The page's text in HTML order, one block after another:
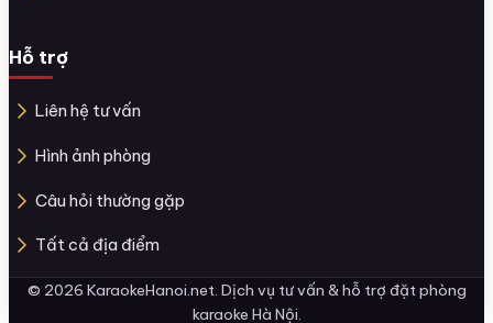
Hỗ trợ
Liên hệ tư vấn
Hình ảnh phòng
Câu hỏi thường gặp
Tất cả địa điểm
© 2026 KaraokeHanoi.net. Dịch vụ tư vấn & hỗ trợ đặt phòng
karaoke Hà Nội.